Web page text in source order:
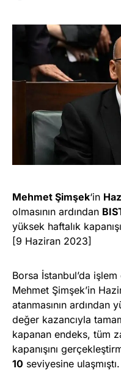
Mehmet Şimşek‘in
olmasının ardından
yüksek haftalık
[9 Haziran 2023]
Borsa İstanbul’da
Mehmet Şimşek’in
atanmasının ardından
değer kazancıyla
kapanan endeks, tüm
kapanışını
10 seviyesine ulaşmıştı.